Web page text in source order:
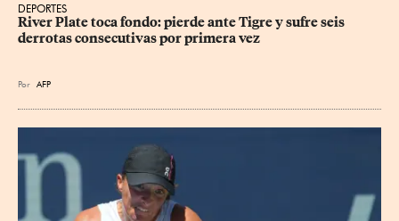
DEPORTES
River Plate toca fondo: pierde ante Tigre y sufre seis
derrotas consecutivas por primera vez
Por AFP